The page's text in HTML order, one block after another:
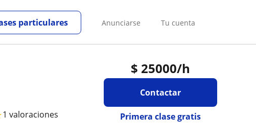
Anunciarse Tu cuenta
particulares
$ 25000/h
Contactar
Primera clase gratis
1 valoraciones